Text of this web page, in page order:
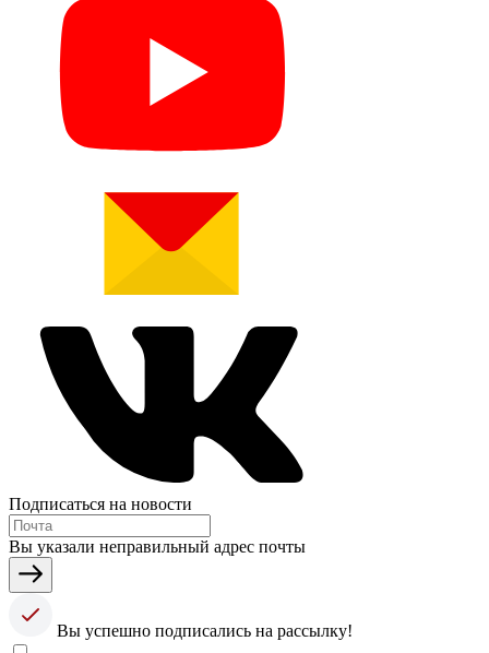
Подписаться на новости
Вы указали неправильный адрес почты
Вы успешно подписались на рассылку!